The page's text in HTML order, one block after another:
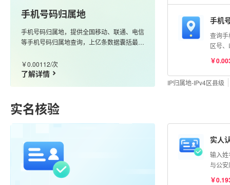
手机号码归属地
手机号码归属地，提供全国移动、联通、电信
等手机号码归属地查询，上亿条数据囊括最新
度高
￥0.00112/次
了解详情
测】
手机
查询
区号
￥
IP归属地-IPv4区县级
实名核验
实人
输入
与公
￥